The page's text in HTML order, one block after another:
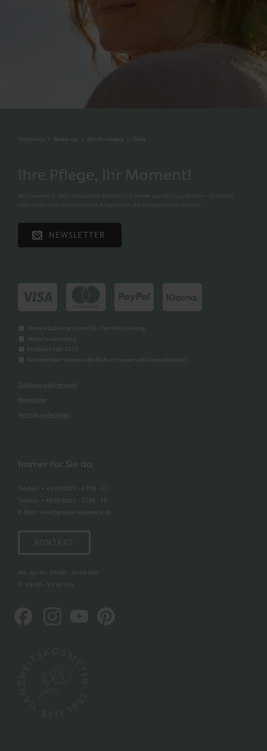
Startseite Make-up Alle Produkte Teint
Immer für Sie da
Telefon
+ 49 (0) 8022 - 2798 - 27
Telefax
+ 49 (0) 8022 - 2798 - 70
E-Mail
info@gruber-kosmetik.de
KONTAKT
Mo. bis Do. 09:00 - 16:00 Uhr
Fr. 09:00 - 13:30 Uhr
Sichere Zahlung durch SSL-Verschlüsselung
Made in Germany
Etabliert seit 1955
Kostenfreier Versand ab 40 Euro (innerhalb Deutschlands)
Zahlung und Versand
Newsletter
Vertrag widerrufen
Ihre Pflege, Ihr Moment!
Mit unserem E-Mail-Newsletter bleiben Sie immer auf dem Laufenden – kompakt,
informativ und mit exklusiven Angeboten, die Sie begeistern werden.
NEWSLETTER